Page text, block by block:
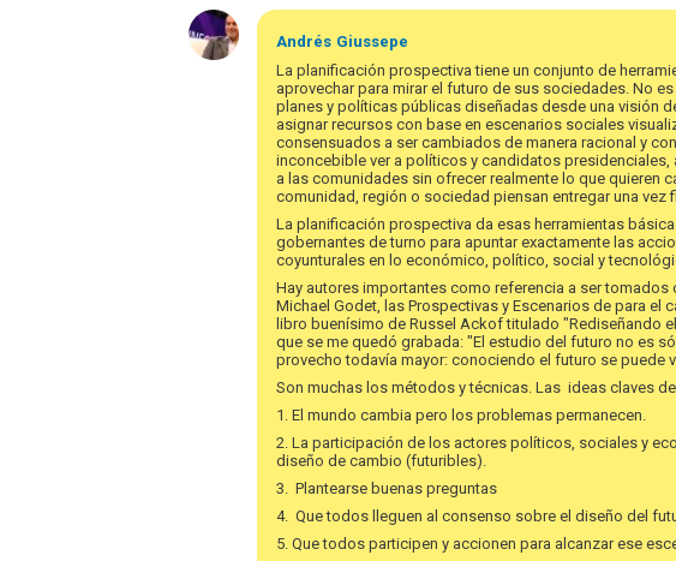
Andrés Giussepe
La planificación prospectiva tiene un conjunto de
aprovechar para mirar el futuro de sus sociedades. No
planes y políticas públicas diseñadas desde una visión
asignar recursos con base en escenarios sociales
consensuados a ser cambiados de manera racional y
inconcebible ver a políticos y candidatos
a las comunidades sin ofrecer realmente lo que quieren
comunidad, región o sociedad piensan entregar una vez
La planificación prospectiva da esas herramientas
gobernantes de turno para apuntar exactamente las
coyunturales en lo económico, político, social y
Hay autores importantes como referencia a ser
Michael Godet, las Prospectivas y Escenarios de para el
libro buenísimo de Russel Ackof titulado "Rediseñando
que se me quedó grabada: "El estudio del futuro no es
provecho todavía mayor: conociendo el futuro se puede
Son muchas los métodos y técnicas. Las ideas claves
1. El mundo cambia pero los problemas permanecen.
2. La participación de los actores políticos, sociales y
diseño de cambio (futuribles).
3. Plantearse buenas preguntas
4. Que todos lleguen al consenso sobre el diseño del
5. Que todos participen y accionen para alcanzar ese